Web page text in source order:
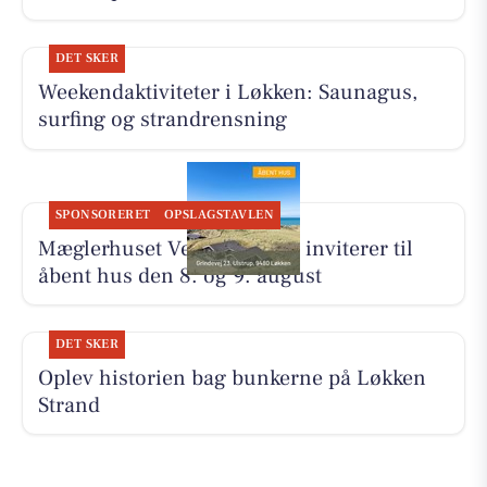
DET SKER
Weekendaktiviteter i Løkken: Saunagus,
surfing og strandrensning
SPONSORERET OPSLAGSTAVLEN
Mæglerhuset Vestkysten I/S inviterer til
åbent hus den 8. og 9. august
DET SKER
Oplev historien bag bunkerne på Løkken
Strand